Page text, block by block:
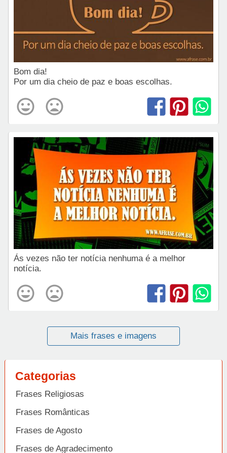
Bom dia!
Por um dia cheio de paz e boas escolhas.
Ás vezes não ter notícia nenhuma é a melhor
notícia.
Mais frases e imagens
Categorias
Frases Religiosas
Frases Românticas
Frases de Agosto
Frases de Agradecimento